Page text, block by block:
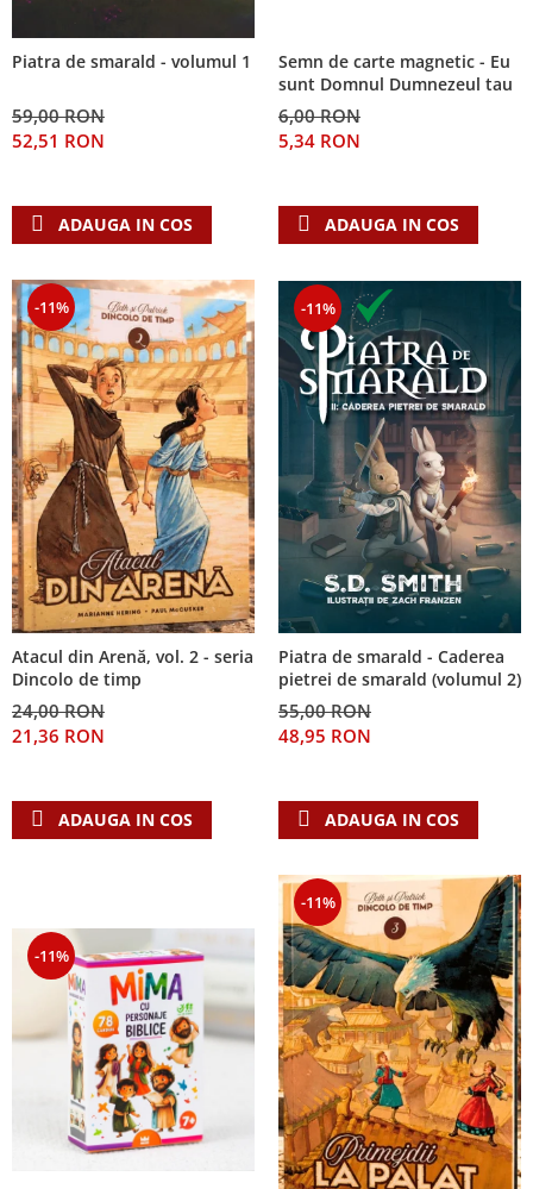
Piatra de smarald - volumul 1
59,00 RON
52,51 RON
ADAUGA IN COS
Semn de carte magnetic - Eu
sunt Domnul Dumnezeul tau
6,00 RON
5,34 RON
ADAUGA IN COS
-11%
Atacul din Arenă, vol. 2 - seria
Dincolo de timp
24,00 RON
21,36 RON
ADAUGA IN COS
-11%
Piatra de smarald - Caderea
pietrei de smarald (volumul 2)
55,00 RON
48,95 RON
ADAUGA IN COS
-11%
-11%